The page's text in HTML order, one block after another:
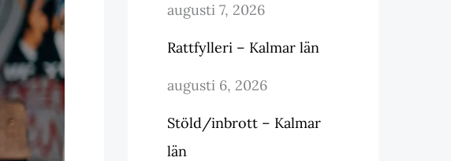
augusti 7, 2026
Rattfylleri – Kalmar län
augusti 6, 2026
Stöld/inbrott – Kalmar
län